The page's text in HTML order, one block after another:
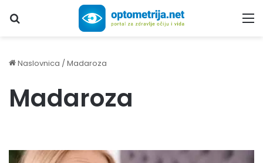
Upiši traženi pojam...
Naslovnica /Madaroza
Madaroza